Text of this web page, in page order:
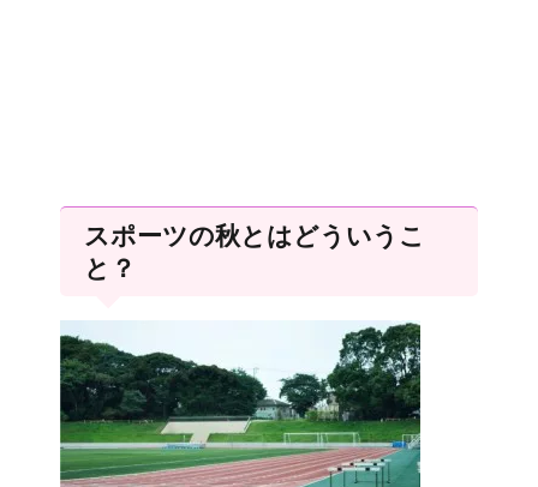
スポーツの秋とはどういうこ
と？